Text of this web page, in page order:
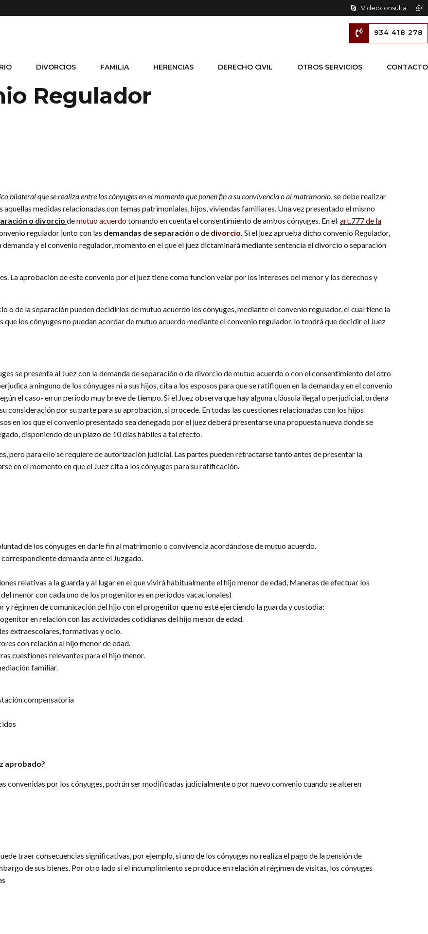
Videoconsulta
934 418 278
DIVORCIOS FAMILIA HERENCIAS DERECHO CIVIL OTROS SERVICIOS CONTACTO
Regulador
bilateral que se realiza entre los cónyuges en el momento que ponen fin a su convivencia o al matrimonio , se debe realizar
medidas relacionadas con temas patrimoniales, hijos, viviendas familiares. Una vez presentado el mismo
o divorcio demutuo acuerdotomando en cuenta el consentimiento de ambos cónyuges. En el art.777 de la
regulador junto con las demandas de separación o de divorcio Si el juez aprueba dicho convenio Regulador,
y el convenio regulador, momento en el que el juez dictaminará mediante sentencia el divorcio o separación
La aprobación de este convenio por el juez tiene como función velar por los intereses del menor y los derechos y
o de la separación pueden decidirlos de mutuo acuerdo los cónyuges, mediante el convenio regulador, el cual tiene la
los cónyuges no puedan acordar de mutuo acuerdo mediante el convenio regulador, lo tendrá que decidir el Juez
se presenta al Juez con la demanda de separación o de divorcio de mutuo acuerdo o con el consentimiento del otro
a ninguno de los cónyuges ni a sus hijos, cita a los esposos para que se ratifiquen en la demanda y en el convenio
el caso- en un periodo muy breve de tiempo. Si el Juez observa que hay alguna cláusula ilegal o perjudicial, ordena
consideración por su parte para su aprobación, si procede. En todas las cuestiones relacionadas con los hijos
en los que el convenio presentado sea denegado por el juez deberá presentarse una propuesta nueva donde se
disponiendo de un plazo de 10 días hábiles a tal efecto.
pero para ello se requiere de autorización judicial. Las partes pueden retractarse tanto antes de presentar la
en el momento en que el Juez cita a los cónyuges para su ratificación.
de los cónyuges en darle fin al matrimonio o convivencia acordándose de mutuo acuerdo.
demanda ante el Juzgado.
relativas a la guarda y al lugar en el que vivirá habitualmente el hijo menor de edad, Maneras de efectuar los
menor con cada uno de los progenitores en periodos vacacionales)
y régimen de comunicación del hijo con el progenitor que no esté ejerciendo la guarda y custodia:
en relación con las actividades cotidianas del hijo menor de edad.
extraescolares, formativas y ocio.
con relación al hijo menor de edad.
cuestiones relevantes para el hijo menor.
familiar.
compensatoria
aprobado?
convenidas por los cónyuges, podrán ser modificadas judicialmente o por nuevo convenio cuando se alteren
traer consecuencias significativas, por ejemplo, si uno de los cónyuges no realiza el pago de la pensión de
de sus bienes. Por otro lado si el incumplimiento se produce en relación al régimen de visitas, los cónyuges